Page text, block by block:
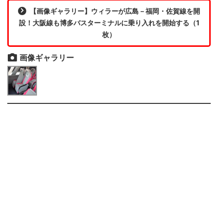
【画像ギャラリー】ウィラーが広島－福岡・佐賀線を開
設！大阪線も博多バスターミナルに乗り入れを開始する（1
枚）
画像ギャラリー